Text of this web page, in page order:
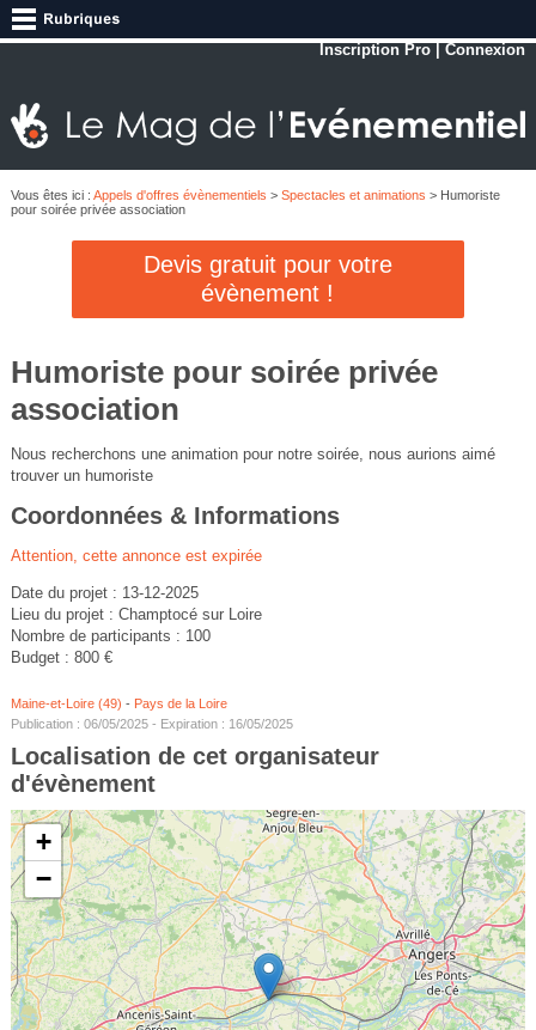
Inscription Pro |Connexion
Vous êtes ici : Appels d'offres évènementiels > Spectacles et animations > Humoriste
pour soirée privée association
Devis gratuit pour votre
évènement !
Humoriste pour soirée privée
association
Nous recherchons une animation pour notre soirée, nous aurions aimé
trouver un humoriste
Coordonnées & Informations
Attention, cette annonce est expirée
Date du projet : 13-12-2025
Lieu du projet : Champtocé sur Loire
Nombre de participants : 100
Budget : 800 €
Maine-et-Loire (49) - Pays de la Loire
Publication : 06/05/2025 - Expiration : 16/05/2025
Localisation de cet organisateur
d'évènement
+
−